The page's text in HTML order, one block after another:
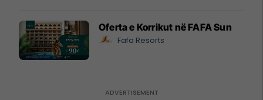
Oferta e Korrikut në FAFA Sun
Fafa Resorts